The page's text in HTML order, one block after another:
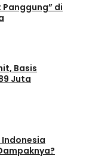
di
Basis
Juta
Indonesia